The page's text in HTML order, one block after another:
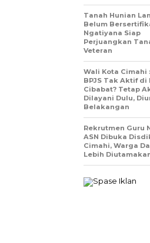
Tanah Hunian
Belum
Ngatiyana Siap
Perjuangkan
Veteran
Wali Kota Cimahi
BPJS Tak Aktif di
Cibabat? Tetap
Dilayani Dulu,
Belakangan
Rekrutmen Guru
ASN Dibuka
Cimahi, Warga
Lebih